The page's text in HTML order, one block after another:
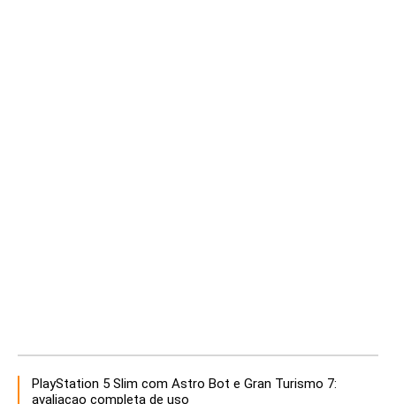
PlayStation 5 Slim com Astro Bot e Gran Turismo 7:
avaliacao completa de uso